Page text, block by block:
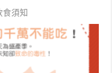
食須知